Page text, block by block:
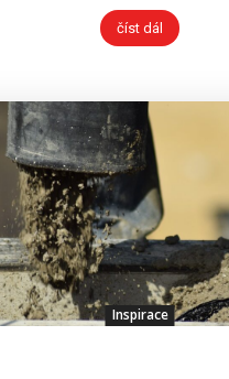
číst dál
Inspirace